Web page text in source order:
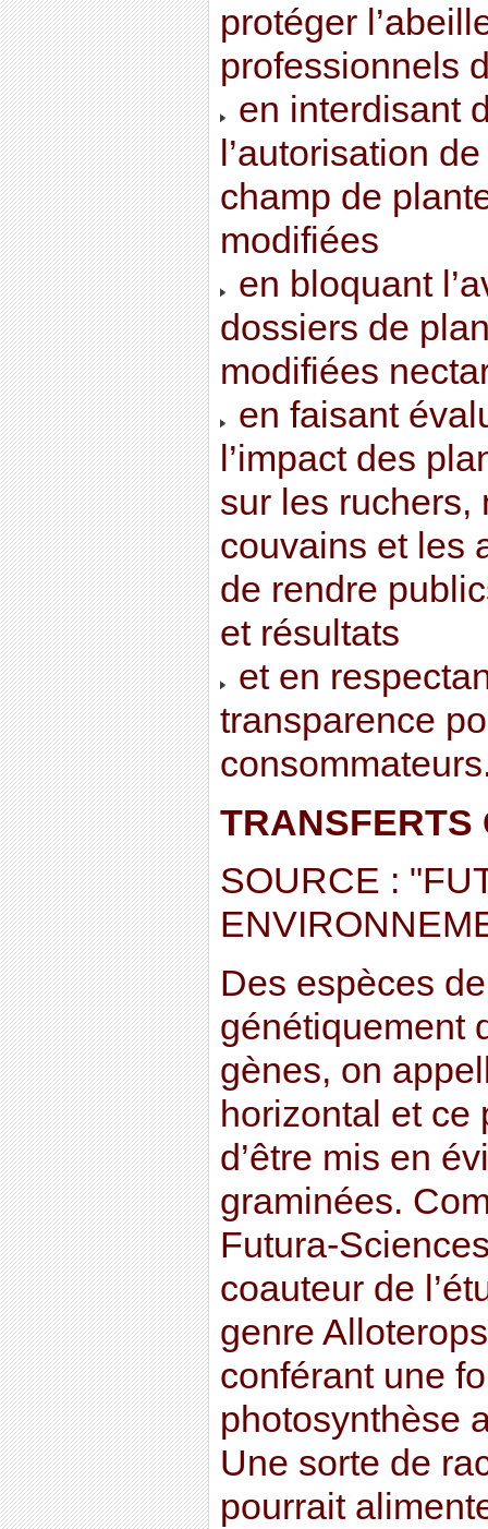
protéger
professionnels
en interdisant
l’autorisation
champ de
modifiées
en bloquant
dossiers de
modifiées
en faisant
l’impact des
sur les ruchers,
couvains et les
de rendre
et résultats
et en
transparence
TRANSFERTS
SOURCE :
Des espèces
génétiquement
gènes, on
horizontal et ce
d’être mis en
graminées.
Futura-
coauteur de
genre
conférant une
photosynthèse
Une sorte de
pourrait